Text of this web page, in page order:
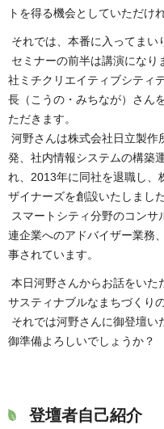
トを得る機会としていただけ
それでは、本番に入ってまい
セミナーの前半は講演にな
社ミチクリエイティブシティ
長（こうの・みちなが）さん
ただきます。
河野さんは株式会社日立製作
発、社内情報システムの構築
れ、2013年に同社を退職し、
ザイナーズを創設いたしました
スマートシティ分野のコン
連企業へのアドバイザー業務
事されています。
本日河野さんからお話をいた
サスティナブルなまちづくり
それでは河野さんに御登壇い
御準備よろしいでしょうか？
登壇者自己紹介